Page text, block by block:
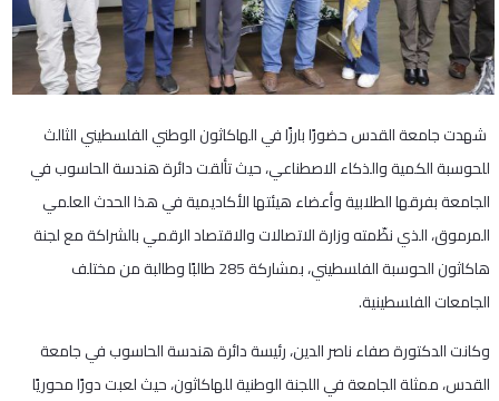
شهدت جامعة القدس حضورًا بارزًا في الهاكاثون الوطني الفلسطيني الثالث
للحوسبة الكمية والذكاء الاصطناعي، حيث تألقت دائرة هندسة الحاسوب في
الجامعة بفرقها الطلابية وأعضاء هيئتها الأكاديمية في هذا الحدث العلمي
المرموق، الذي نظّمته وزارة الاتصالات والاقتصاد الرقمي بالشراكة مع لجنة
هاكاثون الحوسبة الفلسطيني، بمشاركة 285 طالبًا وطالبة من مختلف
الجامعات الفلسطينية.
وكانت الدكتورة صفاء ناصر الدين، رئيسة دائرة هندسة الحاسوب في جامعة
القدس، ممثلة الجامعة في اللجنة الوطنية للهاكاثون، حيث لعبت دورًا محوريًا